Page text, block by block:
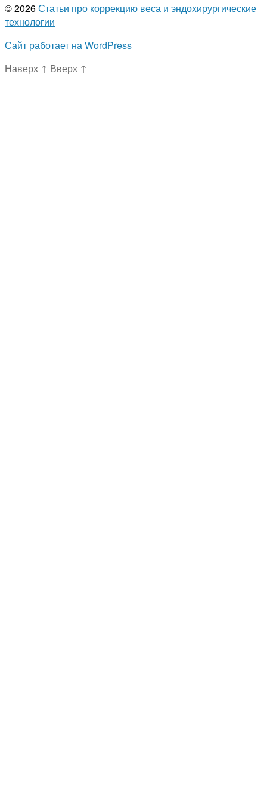
© 2026Статьи про коррекцию веса и эндохирургические
технологии
Сайт работает на WordPress
Наверх ↑ Вверх ↑